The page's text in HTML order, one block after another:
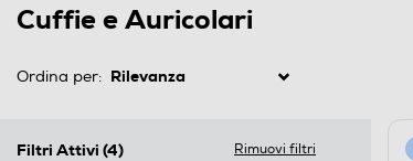
Cuffie e Auricolari
Ordina per:
Filtri Attivi (4) Rimuovi filtri